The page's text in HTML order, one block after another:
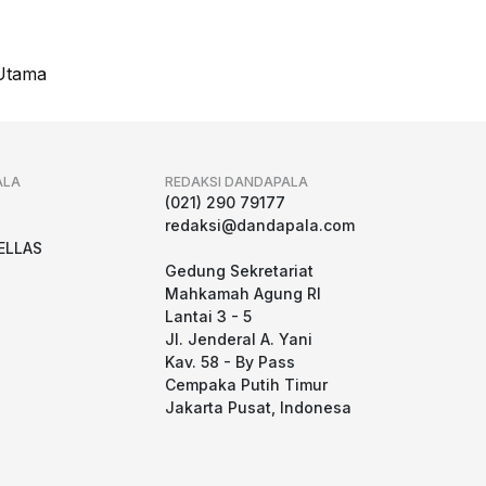
REDAKSI DANDAPALA
(021) 290 79177
redaksi@dandapala.com
Gedung Sekretariat
Mahkamah Agung RI
Lantai 3 - 5
Jl. Jenderal A. Yani
Kav. 58 - By Pass
Cempaka Putih Timur
Jakarta Pusat, Indonesa